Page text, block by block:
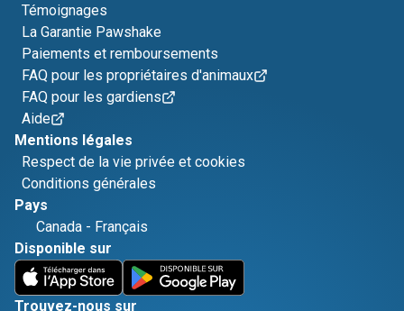
Témoignages
La Garantie Pawshake
Paiements et remboursements
FAQ pour les propriétaires d'animaux
FAQ pour les gardiens
Aide
Mentions légales
Respect de la vie privée et cookies
Conditions générales
Pays
Canada - Français
Disponible sur
Trouvez-nous sur